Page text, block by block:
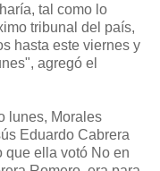
tal como lo
tribunal del país,
hasta este viernes y
agregó el
lunes, Morales
Eduardo Cabrera
que ella votó No en